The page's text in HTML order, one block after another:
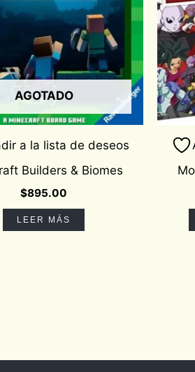
AGOTADO
a la lista de deseos
Builders & Biomes
$895.00
LEER MÁS